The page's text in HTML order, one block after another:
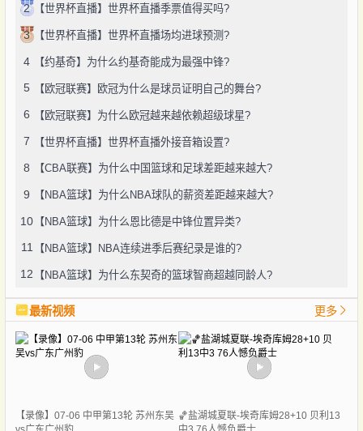
2 【世界杯直播】世界杯直播季票值得买吗?
3 【世界杯直播】世界杯直播场均进球预测?
4 【约基奇】为什么约基奇能成为最强中锋?
5 【欧冠联赛】欧冠为什么是球员证明自己的舞台?
6 【欧冠联赛】为什么欧冠越来越依赖超级球星?
7 【世界杯直播】世界杯直播外接音箱设置?
8 【CBA联赛】为什么中国篮球和足球差距越来越大?
9 【NBA篮球】为什么NBA球队的薪资差距越来越大?
10 【NBA篮球】为什么恩比德是中锋位置异类?
11 【NBA篮球】NBA连续进季后赛纪录是谁的?
12 【NBA篮球】为什么东契奇的篮球智商超越同龄人?
最新视频 更多
【录像】07-06 中甲第13轮 苏州东吴 🏀盐湖城夏联-埃奇库姆28+10 贝利13